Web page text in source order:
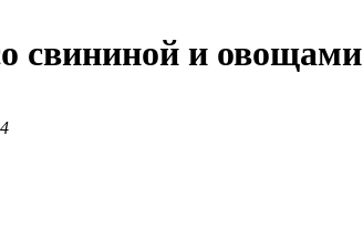
свининой и овощами